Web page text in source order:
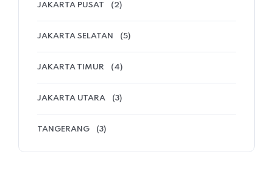
JAKARTA PUSAT (2)
JAKARTA SELATAN (5)
JAKARTA TIMUR (4)
JAKARTA UTARA (3)
TANGERANG (3)